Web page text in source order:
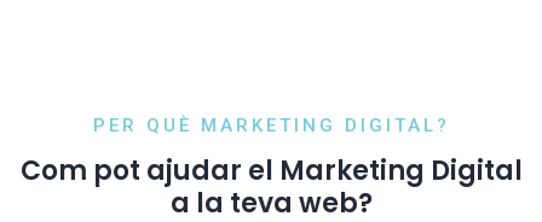
PER QUÈ MARKETING DIGITAL?
Com pot ajudar el Marketing Digital
a la teva web?